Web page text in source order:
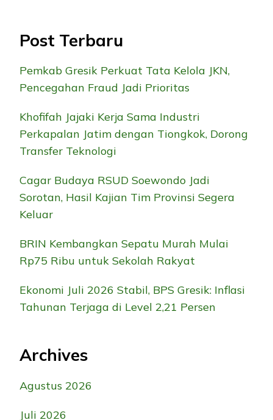
Post Terbaru
Pemkab Gresik Perkuat Tata Kelola JKN,
Pencegahan Fraud Jadi Prioritas
Khofifah Jajaki Kerja Sama Industri
Perkapalan Jatim dengan Tiongkok, Dorong
Transfer Teknologi
Cagar Budaya RSUD Soewondo Jadi
Sorotan, Hasil Kajian Tim Provinsi Segera
Keluar
BRIN Kembangkan Sepatu Murah Mulai
Rp75 Ribu untuk Sekolah Rakyat
Ekonomi Juli 2026 Stabil, BPS Gresik: Inflasi
Tahunan Terjaga di Level 2,21 Persen
Archives
Agustus 2026
Juli 2026